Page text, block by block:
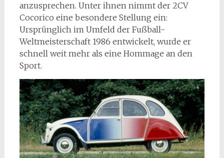
anzusprechen. Unter ihnen nimmt der 2CV
Cocorico eine besondere Stellung ein:
Ursprünglich im Umfeld der Fußball-
Weltmeisterschaft 1986 entwickelt, wurde er
schnell weit mehr als eine Hommage an den
Sport.